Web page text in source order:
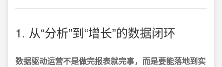
1. 从“分析”到“增长”的数据闭环
数据驱动运营不是做完报表就完事，而是要能落地到实